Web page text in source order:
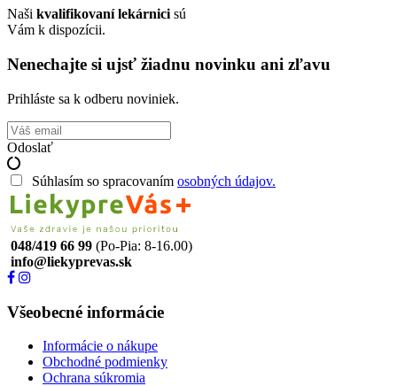
Naši kvalifikovaní lekárnicisú
Vám k dispozícii.
Nenechajte si ujsť žiadnu novinku ani zľavu
Prihláste sa k odberu noviniek.
Odoslať
Súhlasím so spracovaním osobných údajov.
048/419 66 99 (Po-Pia: 8-16.00)
info@liekyprevas.sk
Všeobecné informácie
Informácie o nákupe
Obchodné podmienky
Ochrana súkromia